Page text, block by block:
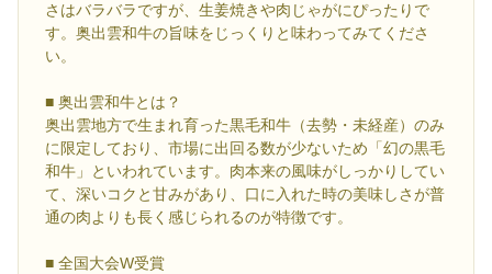
さはバラバラですが、生姜焼きや肉じゃがにぴったりで
す。奥出雲和牛の旨味をじっくりと味わってみてくださ
い。
■ 奥出雲和牛とは？
奥出雲地方で生まれ育った黒毛和牛（去勢・未経産）のみ
に限定しており、市場に出回る数が少ないため「幻の黒毛
和牛」といわれています。肉本来の風味がしっかりしてい
て、深いコクと甘みがあり、口に入れた時の美味しさが普
通の肉よりも長く感じられるのが特徴です。
■ 全国大会W受賞